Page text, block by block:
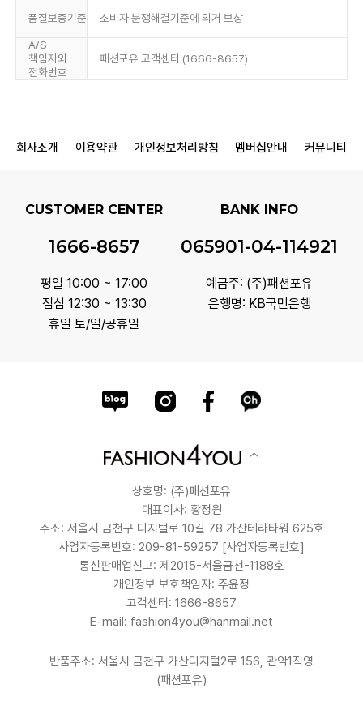
품질보증기준 소비자 분쟁해결기준에 의거 보상
A/S
책임자와
전화번호
패션포유 고객센터 (1666-8657)
회사소개 이용약관 개인정보처리방침 멤버십안내 커뮤니티
CUSTOMER CENTER
1666-8657
평일 10:00 ~ 17:00
점심 12:30 ~ 13:30
휴일 토/일/공휴일
BANK INFO
065901-04-114921
예금주: (주)패션포유
은행명: KB국민은행
상호명: (주)패션포유
대표이사: 황정원
주소: 서울시 금천구 디지털로 10길 78 가산테라타워 625호
사업자등록번호: 209-81-59257 [사업자등록번호]
통신판매업신고: 제2015-서울금천-1188호
개인정보 보호책임자: 주윤정
고객센터: 1666-8657
E-mail: fashion4you@hanmail.net
반품주소: 서울시 금천구 가산디지털2로 156, 관악1직영
(패션포유)